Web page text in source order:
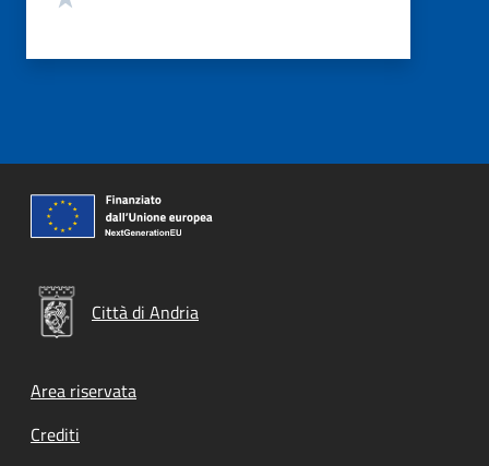
Città di Andria
Footer menu
Area riservata
Crediti